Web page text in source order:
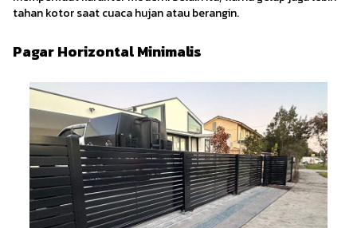
tahan kotor saat cuaca hujan atau berangin.
Pagar Horizontal Minimalis